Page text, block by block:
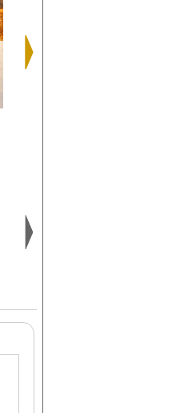
DAL 25/10/2013 AL
21/12/2013
MILANO